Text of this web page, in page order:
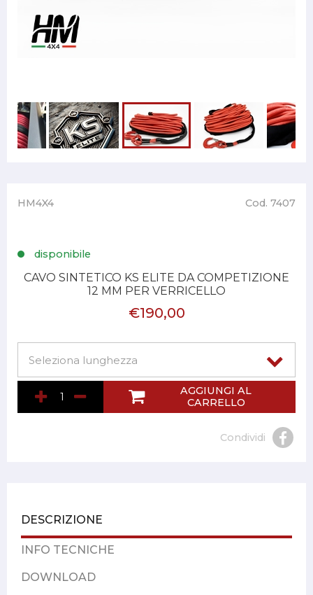
HM4X4 Cod. 7407
disponibile
CAVO SINTETICO KS ELITE DA COMPETIZIONE
12 MM PER VERRICELLO
€190,00
AGGIUNGI AL
CARRELLO
Condividi
DESCRIZIONE
INFO TECNICHE
DOWNLOAD